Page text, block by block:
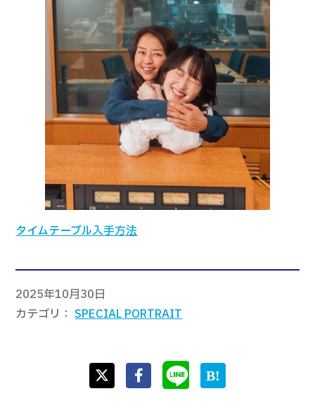
タイムテーブル入手方法
2025年10月30日
カテゴリ
SPECIAL PORTRAIT